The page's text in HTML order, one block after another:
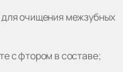
очищения межзубных
с фтором в составе;